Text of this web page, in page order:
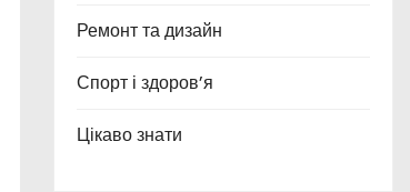
Ремонт та дизайн
Спорт і здоров’я
Цікаво знати